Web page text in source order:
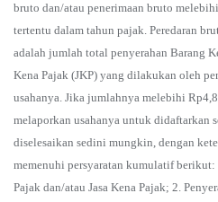
bruto dan/atau penerimaan bruto
tertentu dalam tahun pajak. Peredaran
adalah jumlah total penyerahan Barang
Kena Pajak (JKP) yang dilakukan oleh
usahanya. Jika jumlahnya melebihi
melaporkan usahanya untuk didaftarkan
diselesaikan sedini mungkin, dengan
memenuhi persyaratan kumulatif
Pajak dan/atau Jasa Kena Pajak; 2.